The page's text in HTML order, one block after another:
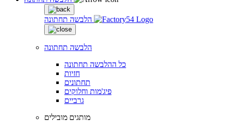
הלבשה תחתונה
הלבשה תחתונה
כל ההלבשה תחתונה
חזיות
תחתונים
פיג'מות וחלוקים
גרביים
מותגים מובילים